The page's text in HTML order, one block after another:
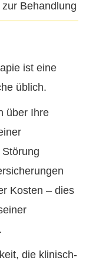
Behandlung
ist eine
üblich.
über Ihre
Kosten – dies
die klinisch-